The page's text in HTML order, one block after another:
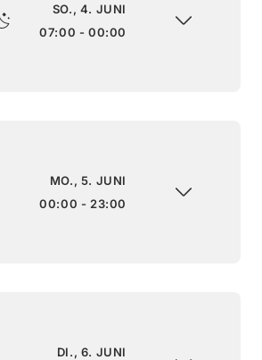
SO., 4. JUNI
07:00 - 00:00
MO., 5. JUNI
00:00 - 23:00
DI., 6. JUNI